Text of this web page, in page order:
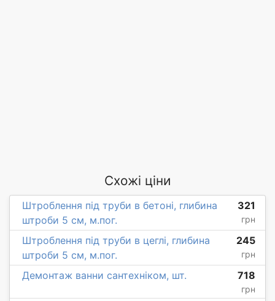
Схожі ціни
Штроблення під труби в бетоні, глибина
штроби 5 см, м.пог.
321
грн
Штроблення під труби в цеглі, глибина
штроби 5 см, м.пог.
245
грн
Демонтаж ванни сантехніком, шт. 718
грн